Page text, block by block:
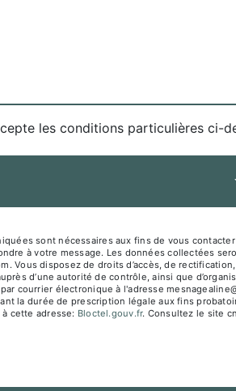
les conditions particulières ci-
sont nécessaires aux fins de vous
à votre message. Les données collectées
Vous disposez de droits d’accès, de
d’une autorité de contrôle, ainsi que
courrier électronique à l'adresse
la durée de prescription légale aux fins
cette adresse:
Bloctel.gouv.fr. Consultez le site